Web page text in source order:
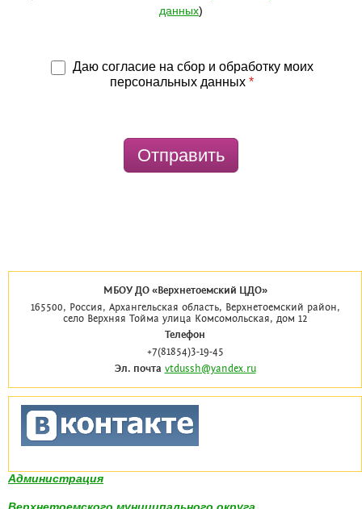
данных)
Даю согласие на сбор и обработку моих
персональных данных *
Отправить
МБОУ ДО «Верхнетоемский ЦДО»
165500, Россия, Архангельская область, Верхнетоемский район,
село Верхняя Тойма улица Комсомольская, дом 12
Телефон
+7(81854)3-19-45
Эл. почта vtdussh@yandex.ru
Администрация